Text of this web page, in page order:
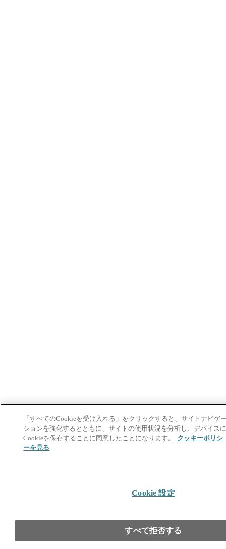
「すべてのCookieを受け入れる」をクリックすると、サイトナビゲ
ションを強化するとともに、サイトの使用状況を分析し、デバイス
Cookieを保存することに同意したことになります。
クッキーポリシ
ーを見る
Cookie 設定
すべて拒否する